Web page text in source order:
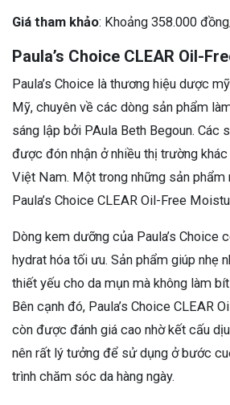
Giá tham khảo: Khoảng 358.000
Paula’s Choice CLEAR Oil-
Paula’s Choice là thương hiệu dược
Mỹ, chuyên về các dòng sản phẩm
sáng lập bởi PAula Beth Begoun. Các
được đón nhận ở nhiều thị trường
Việt Nam. Một trong những sản phẩm
Paula’s Choice CLEAR Oil-Free
Dòng kem dưỡng của Paula’s Choice
hydrat hóa tối ưu. Sản phẩm giúp nhẹ
thiết yếu cho da mụn mà không làm
Bên cạnh đó, Paula’s Choice CLEAR
còn được đánh giá cao nhờ kết cấu
nên rất lý tưởng để sử dụng ở bước
trình chăm sóc da hàng ngày.